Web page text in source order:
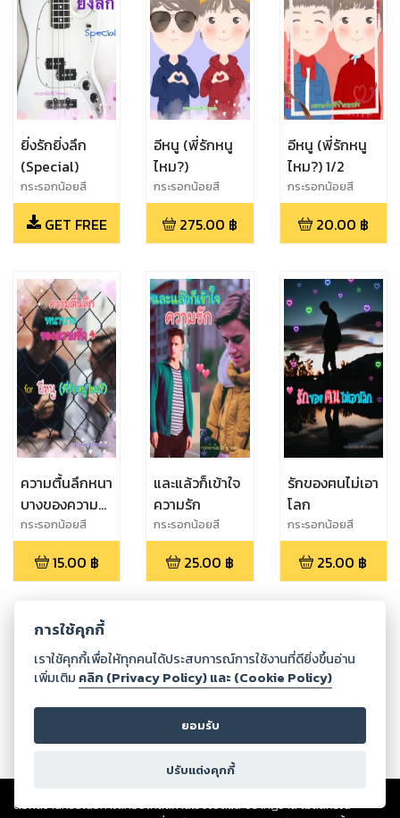
ยิ่งรักยิ่งลึก
(Special)
กระรอกน้อยสี
น้ำตาลหม่น
GET FREE
อีหนู (พี่รักหนู
ไหม?)
กระรอกน้อยสี
น้ำตาลหม่น
275.00 ฿
อีหนู (พี่รักหนู
ไหม?) 1/2
กระรอกน้อยสี
น้ำตาลหม่น
20.00 ฿
ความตื้นลึกหนา
บางของความ
รัก 4 (For อีหนู
(พี่รักหนูไหม?))
กระรอกน้อยสี
น้ำตาลหม่น
15.00 ฿
และแล้วก็เข้าใจ
ความรัก
กระรอกน้อยสี
น้ำตาลหม่น
25.00 ฿
รักของฅนไม่เอา
โลก
กระรอกน้อยสี
น้ำตาลหม่น
25.00 ฿
กำลังโหลด ...
Copyright ©
ต่อผลงานหรือเนื้อหาใดที่อัปโหลดผ่านเว็บไซต์และปรากฏว่าละเมิดสิทธิใน
การใช้คุกกี้
เราใช้คุกกี้เพื่อให้ทุกคนได้ประสบการณ์การใช้งานที่ดียิ่งขึ้นอ่าน
เพิ่มเติม คลิก (Privacy Policy) และ (Cookie Policy)
ยอมรับ
ปรับแต่งคุกกี้